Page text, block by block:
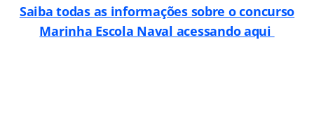
Saiba todas as informações sobre o concurso
Marinha Escola Naval acessando aqui